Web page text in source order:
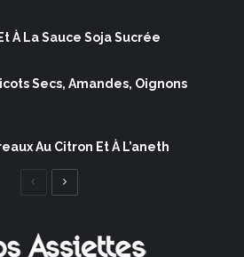
À La Sauce Soja Sucrée
Secs, Amandes, Oignons
Au Citron Et À L’aneth
Page